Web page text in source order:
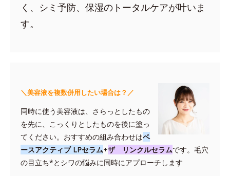
く、シミ予防、保湿のトータルケアが叶いま
す。
＼美容液を複数併用したい場合は？／
同時に使う美容液は、さらっとしたもの
を先に、こっくりとしたものを後に塗っ
てください。おすすめの組み合わせはベ
ースアクティブ LPセラム+ザ リンクルセラムです。毛穴
の目立ち*とシワの悩みに同時にアプローチします